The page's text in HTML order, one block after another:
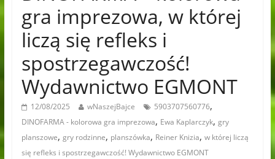
gra imprezowa, w której
liczą się refleks i
spostrzegawczość!
Wydawnictwo EGMONT
12/08/2025 wNaszejBajce 5903707560776,
DINOFARMA - kolorowa gra imprezowa, Ewa Kaplarczyk, gry
planszowe, gry rodzinne, planszówka, Reiner Knizia, w której liczą
się refleks i spostrzegawczość! Wydawnictwo EGMONT